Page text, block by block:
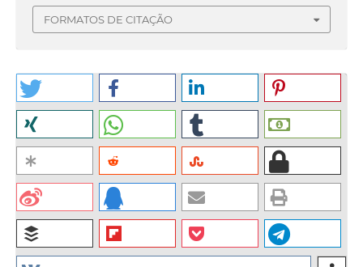
FORMATOS DE CITAÇÃO